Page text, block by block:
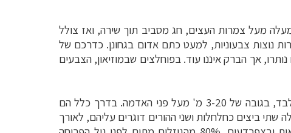
מעל צמרות העצים, חג מסביב תוך שירה, ואז צולל
נוצות צבעוניות, למעט כתם אדום בגחונן. כדרכם של
אך הברק איננו עוד. בפוחלצים שבמוזיאון, הצבעים
להורה אחד בלבד, בגובה של 3-20 מ' מעל פני האדמה. בדרך כלל הם
שתי ביצים כחלחלות ושני ההורים דוגרים עליהם, לאורך